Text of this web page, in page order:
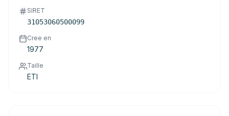
SIRET
31053060500099
Cree en
1977
Taille
ETI